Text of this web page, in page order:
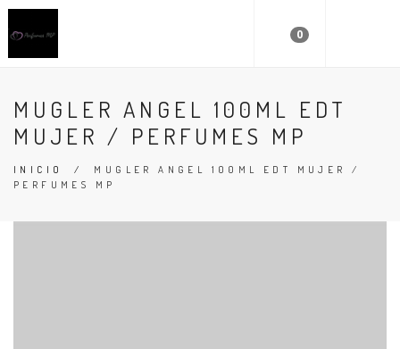
0
MUGLER ANGEL 100ML EDT
MUJER / PERFUMES MP
INICIO / MUGLER ANGEL 100ML EDT MUJER /
PERFUMES MP